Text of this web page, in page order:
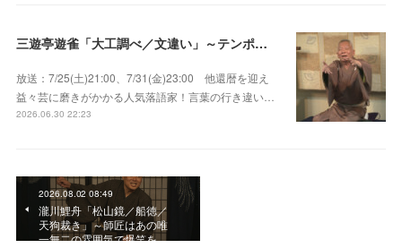
三遊亭遊雀「大工調べ／文違い」～テンポよくたたみかける語り口で人気・実力とも屈指！
放送：7/25(土)21:00、7/31(金)23:00 他還暦を迎え
益々芸に磨きがかかる人気落語家！言葉の行き違い…
2026.06.30 22:23
2026.08.02 08:49
瀧川鯉舟「松山鏡／船徳／
天狗裁き」～師匠はあの唯
一無二の雰囲気で爆笑を…